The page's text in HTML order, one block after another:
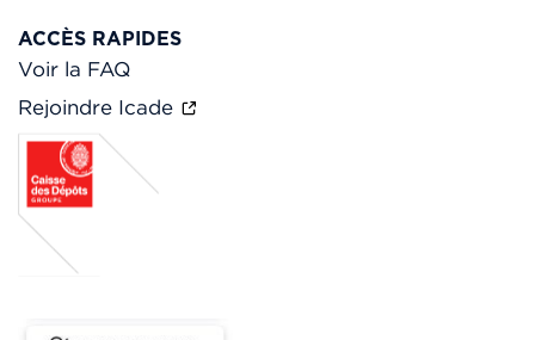
ACCÈS RAPIDES
Voir la FAQ
Rejoindre Icade